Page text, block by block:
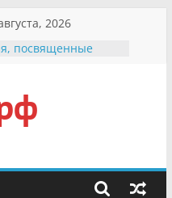
2026
посвященные
округа»
фронтовичке
в сети Интернет